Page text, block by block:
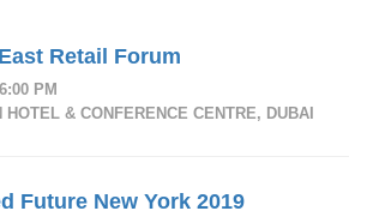
Retail Forum
PM
HOTEL & CONFERENCE CENTRE, DUBAI
Future New York 2019